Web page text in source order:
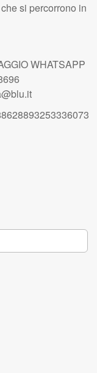
si percorrono in
WHATSAPP